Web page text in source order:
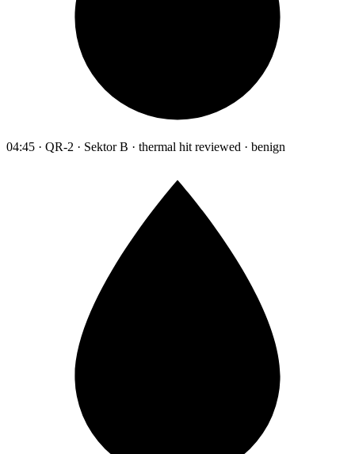
04:45 · QR-2 · Sektor B · thermal hit reviewed · benign